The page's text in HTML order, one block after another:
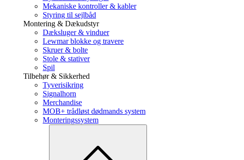
Mekaniske kontroller & kabler
Styring til sejlbåd
Montering & Dækudstyr
Dæksluger & vinduer
Lewmar blokke og travere
Skruer & bolte
Stole & stativer
Spil
Tilbehør & Sikkerhed
Tyverisikring
Signalhorn
Merchandise
MOB+ trådløst dødmands system
Monteringssystem